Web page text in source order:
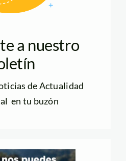
a nuestro
de Actualidad
en tu buzón